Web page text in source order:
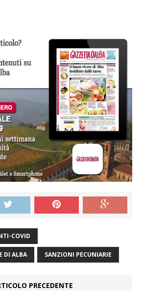
COVID
DI ALBA SANZIONI PECUNIARIE
PRECEDENTE